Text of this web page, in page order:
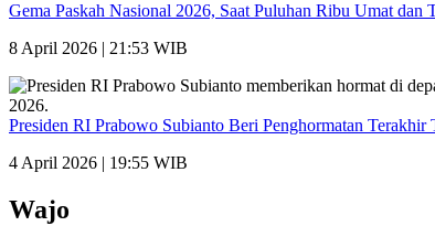
Gema Paskah Nasional 2026, Saat Puluhan Ribu Umat dan
8 April 2026 | 21:53 WIB
Presiden RI Prabowo Subianto Beri Penghormatan
4 April 2026 | 19:55 WIB
Wajo